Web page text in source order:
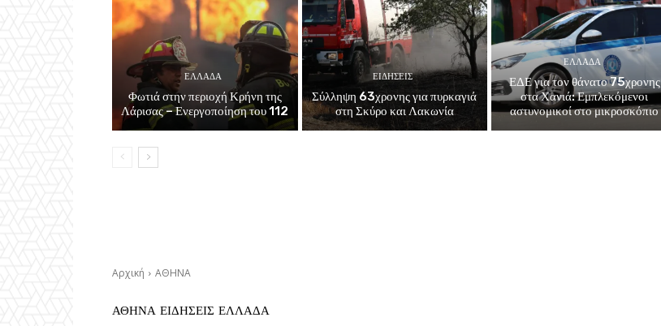
ΕΛΛΑΔΑ
Φωτιά στην περιοχή Κρήνη της
Λάρισας – Ενεργοποίηση του 112
ΕΙΔΗΣΕΙΣ
Σύλληψη 63χρονης για πυρκαγιά
στη Σκύρο και Λακωνία
ΕΛΛΑΔΑ
ΕΔΕ για τον θάνατο 75χρονης
στα Χανιά: Εμπλεκόμενοι
αστυνομικοί στο μικροσκόπιο